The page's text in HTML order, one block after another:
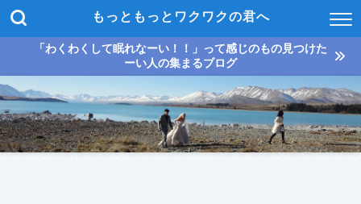
もっともっとワクワクの君へ
「わくわくして眠れなーい！！」って感じのもの見つけた
ーい人の集まるブログ